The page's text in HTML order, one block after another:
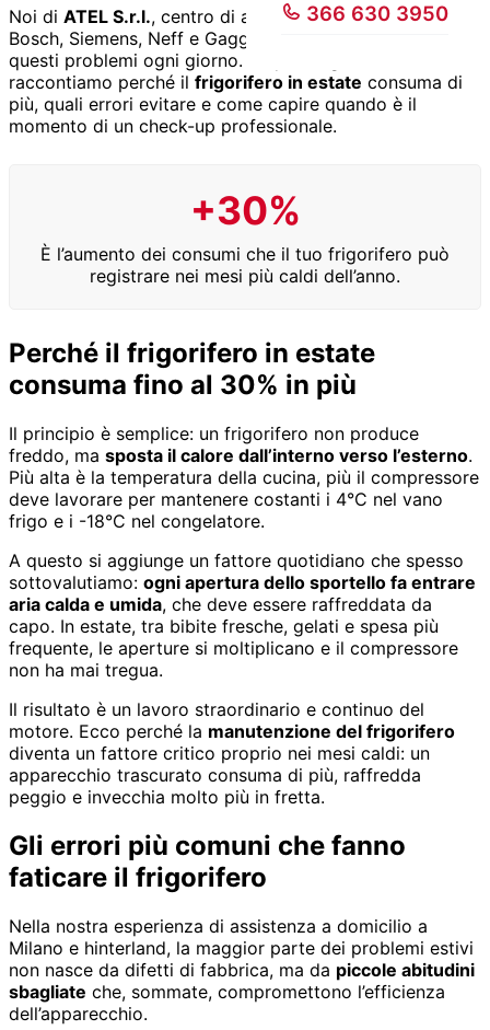
366 630 3950
Noi di ATEL S.r.l., centro di assistenza autorizzato
Bosch, Siemens, Neff e Gaggenau a Milano, affrontiamo
questi problemi ogni giorno. In questa guida ti
raccontiamo perché il frigorifero in estate consuma di
più, quali errori evitare e come capire quando è il
momento di un check-up professionale.
+30%
È l’aumento dei consumi che il tuo frigorifero può
registrare nei mesi più caldi dell’anno.
Perché il frigorifero in estate
consuma fino al 30% in più
Il principio è semplice: un frigorifero non produce
freddo, ma sposta il calore dall’interno verso l’esterno.
Più alta è la temperatura della cucina, più il compressore
deve lavorare per mantenere costanti i 4°C nel vano
frigo e i -18°C nel congelatore.
A questo si aggiunge un fattore quotidiano che spesso
sottovalutiamo: ogni apertura dello sportello fa entrare
aria calda e umida, che deve essere raffreddata da
capo. In estate, tra bibite fresche, gelati e spesa più
frequente, le aperture si moltiplicano e il compressore
non ha mai tregua.
Il risultato è un lavoro straordinario e continuo del
motore. Ecco perché la manutenzione del frigorifero
diventa un fattore critico proprio nei mesi caldi: un
apparecchio trascurato consuma di più, raffredda
peggio e invecchia molto più in fretta.
Gli errori più comuni che fanno
faticare il frigorifero
Nella nostra esperienza di assistenza a domicilio a
Milano e hinterland, la maggior parte dei problemi estivi
non nasce da difetti di fabbrica, ma da piccole abitudini
sbagliate che, sommate, compromettono l’efficienza
dell’apparecchio.